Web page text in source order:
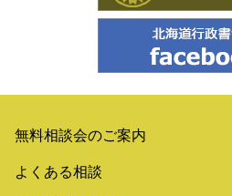
無料相談会のご案内
よくある相談